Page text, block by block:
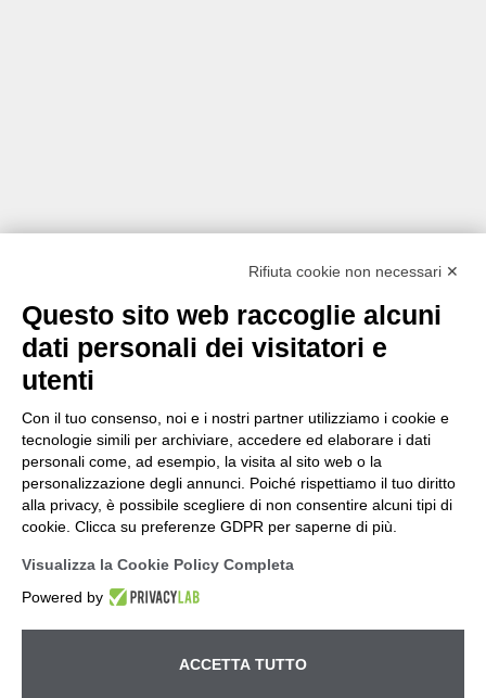
Rifiuta cookie non necessari ✕
Questo sito web raccoglie alcuni
dati personali dei visitatori e
utenti
Con il tuo consenso, noi e i nostri partner utilizziamo i cookie e
tecnologie simili per archiviare, accedere ed elaborare i dati
personali come, ad esempio, la visita al sito web o la
personalizzazione degli annunci. Poiché rispettiamo il tuo diritto
alla privacy, è possibile scegliere di non consentire alcuni tipi di
cookie. Clicca su preferenze GDPR per saperne di più.
Visualizza la Cookie Policy Completa
Powered by
ACCETTA TUTTO